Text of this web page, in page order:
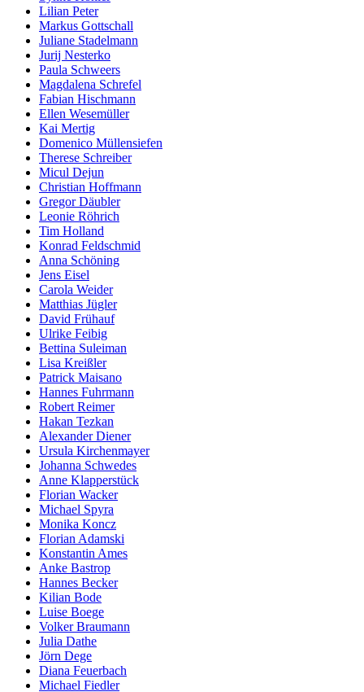
Lilian Peter
Markus Gottschall
Juliane Stadelmann
Jurij Nesterko
Paula Schweers
Magdalena Schrefel
Fabian Hischmann
Ellen Wesemüller
Kai Mertig
Domenico Müllensiefen
Therese Schreiber
Micul Dejun
Christian Hoffmann
Gregor Däubler
Leonie Röhrich
Tim Holland
Konrad Feldschmid
Anna Schöning
Jens Eisel
Carola Weider
Matthias Jügler
David Frühauf
Ulrike Feibig
Bettina Suleiman
Lisa Kreißler
Patrick Maisano
Hannes Fuhrmann
Robert Reimer
Hakan Tezkan
Alexander Diener
Ursula Kirchenmayer
Johanna Schwedes
Anne Klapperstück
Florian Wacker
Michael Spyra
Monika Koncz
Florian Adamski
Konstantin Ames
Anke Bastrop
Hannes Becker
Kilian Bode
Luise Boege
Volker Braumann
Julia Dathe
Jörn Dege
Diana Feuerbach
Michael Fiedler